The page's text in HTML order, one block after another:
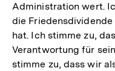
Administration wert.
die
hat. Ich stimme zu,
Verantwortung für
stimme zu, dass wir